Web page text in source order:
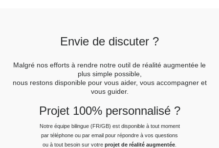
Envie de discuter ?
Malgré nos efforts à rendre notre outil de réalité augmentée le
plus simple possible,
nous restons disponible pour vous aider, vous accompagner et
vous guider.
Projet 100% personnalisé ?
Notre équipe bilingue (FR/GB) est disponible à tout moment
par téléphone ou par email pour répondre à vos questions
ou à tout besoin sur votre projet de réalité augmentée